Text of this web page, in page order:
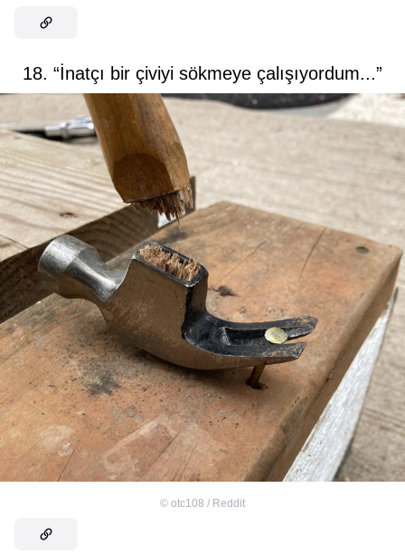
18. “İnatçı bir çiviyi sökmeye çalışıyordum...”
© otc108 / Reddit